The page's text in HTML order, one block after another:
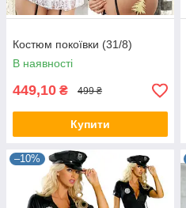
Костюм покоївки (31/8)
В наявності
449,10 ₴ 499 ₴
Купити
–10%